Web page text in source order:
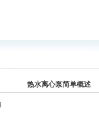
热水离心泵简单概述